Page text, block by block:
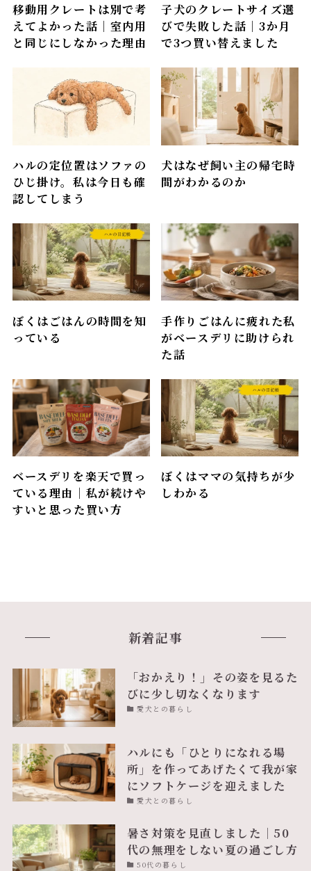
移動用クレートは別で考
えてよかった話｜室内用
と同じにしなかった理由
子犬のクレートサイズ選
びで失敗した話｜3か月
で3つ買い替えました
ハルの定位置はソファの
ひじ掛け。私は今日も確
認してしまう
犬はなぜ飼い主の帰宅時
間がわかるのか
ぼくはごはんの時間を知
っている
手作りごはんに疲れた私
がベースデリに助けられ
た話
ベースデリを楽天で買っ
ている理由｜私が続けや
すいと思った買い方
ぼくはママの気持ちが少
しわかる
新着記事
「おかえり！」その姿を見るた
びに少し切なくなります
愛犬との暮らし
ハルにも「ひとりになれる場
所」を作ってあげたくて我が家
にソフトケージを迎えました
愛犬との暮らし
暑さ対策を見直しました｜50
代の無理をしない夏の過ごし方
50代の暮らし